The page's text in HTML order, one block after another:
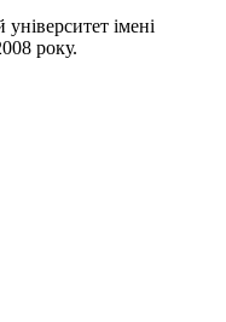
імені
року.